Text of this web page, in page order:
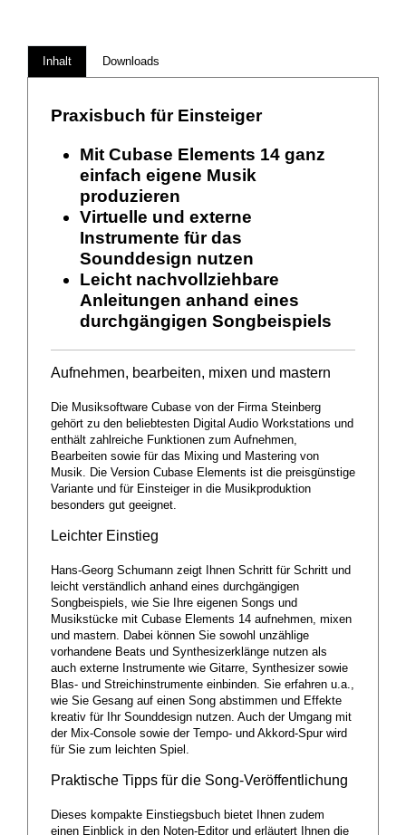
Inhalt Downloads
Praxisbuch für Einsteiger
Mit Cubase Elements 14 ganz
einfach eigene Musik
produzieren
Virtuelle und externe
Instrumente für das
Sounddesign nutzen
Leicht nachvollziehbare
Anleitungen anhand eines
durchgängigen Songbeispiels
Aufnehmen, bearbeiten, mixen und mastern
Die Musiksoftware Cubase von der Firma Steinberg
gehört zu den beliebtesten Digital Audio Workstations und
enthält zahlreiche Funktionen zum Aufnehmen,
Bearbeiten sowie für das Mixing und Mastering von
Musik. Die Version Cubase Elements ist die preisgünstige
Variante und für Einsteiger in die Musikproduktion
besonders gut geeignet.
Leichter Einstieg
Hans-Georg Schumann zeigt Ihnen Schritt für Schritt und
leicht verständlich anhand eines durchgängigen
Songbeispiels, wie Sie Ihre eigenen Songs und
Musikstücke mit Cubase Elements 14 aufnehmen, mixen
und mastern. Dabei können Sie sowohl unzählige
vorhandene Beats und Synthesizerklänge nutzen als
auch externe Instrumente wie Gitarre, Synthesizer sowie
Blas- und Streichinstrumente einbinden. Sie erfahren u.a.,
wie Sie Gesang auf einen Song abstimmen und Effekte
kreativ für Ihr Sounddesign nutzen. Auch der Umgang mit
der Mix-Console sowie der Tempo- und Akkord-Spur wird
für Sie zum leichten Spiel.
Praktische Tipps für die Song-Veröffentlichung
Dieses kompakte Einstiegsbuch bietet Ihnen zudem
einen Einblick in den Noten-Editor und erläutert Ihnen die